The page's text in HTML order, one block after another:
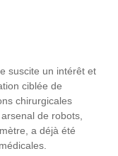
suscite un intérêt et
ciblée de
chirurgicales
de robots,
a déjà été